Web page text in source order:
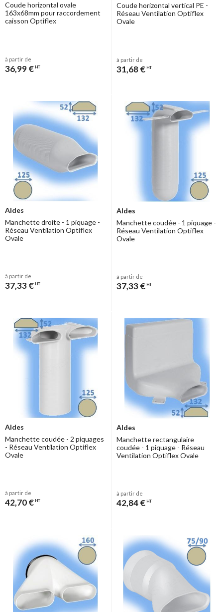
Coude horizontal ovale
163x68mm pour raccordement
caisson Optiflex
à partir de
36,99 € HT
Coude horizontal vertical PE -
Réseau Ventilation Optiflex
Ovale
à partir de
31,68 € HT
Aldes
Manchette droite - 1 piquage -
Réseau Ventilation Optiflex
Ovale
à partir de
37,33 € HT
Aldes
Manchette coudée - 1 piquage -
Réseau Ventilation Optiflex
Ovale
à partir de
37,33 € HT
Aldes
Manchette coudée - 2 piquages
- Réseau Ventilation Optiflex
Ovale
à partir de
42,70 € HT
Aldes
Manchette rectangulaire
coudée - 1 piquage - Réseau
Ventilation Optiflex Ovale
à partir de
42,84 € HT